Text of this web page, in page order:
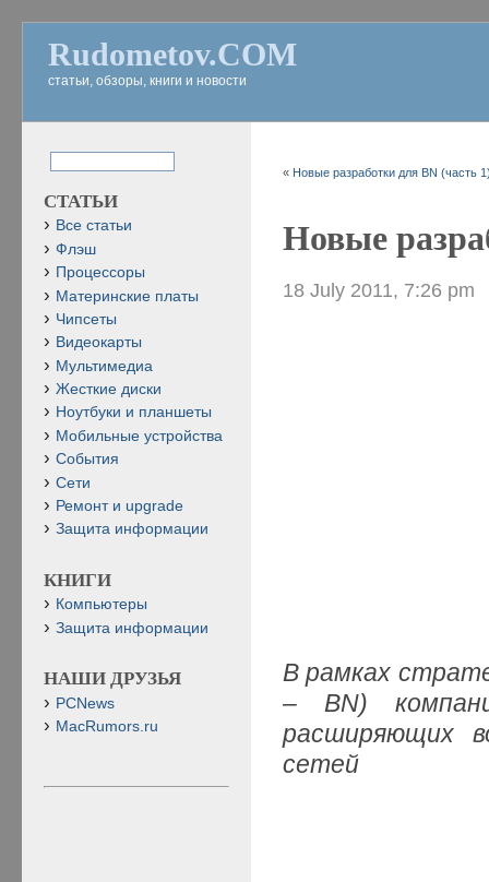
Rudometov.COM
статьи, обзоры, книги и новости
« Новые разработки для BN (часть
Новые
18 July 2011, 7:26 pm
В рамках
– BN)
расширяющих
сетей
СТАТЬИ
Все статьи
Флэш
Процессоры
Материнские платы
Чипсеты
Видеокарты
Мультимедиа
Жесткие диски
Ноутбуки и планшеты
Мобильные устройства
События
Сети
Ремонт и upgrade
Защита информации
КНИГИ
Компьютеры
Защита информации
НАШИ ДРУЗЬЯ
PCNews
MacRumors.ru